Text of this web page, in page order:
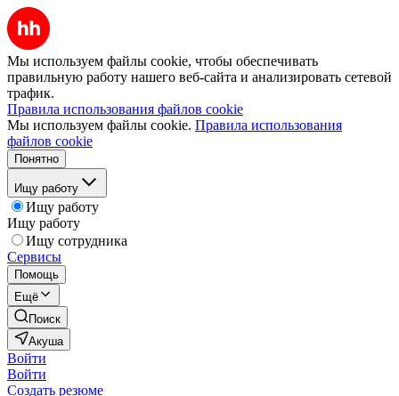
Мы используем файлы cookie, чтобы обеспечивать
правильную работу нашего веб-сайта и анализировать сетевой
трафик.
Правила использования файлов cookie
Мы используем файлы cookie. Правила использования
файлов cookie
Понятно
Ищу работу
Ищу работу
Ищу работу
Ищу сотрудника
Сервисы
Помощь
Ещё
Поиск
Акуша
Войти
Войти
Создать резюме